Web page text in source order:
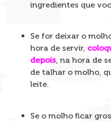
ingredientes que
Se for deixar o
hora de servir,
depois, na hora de
de talhar o molho,
leite.
Se o molho ficar